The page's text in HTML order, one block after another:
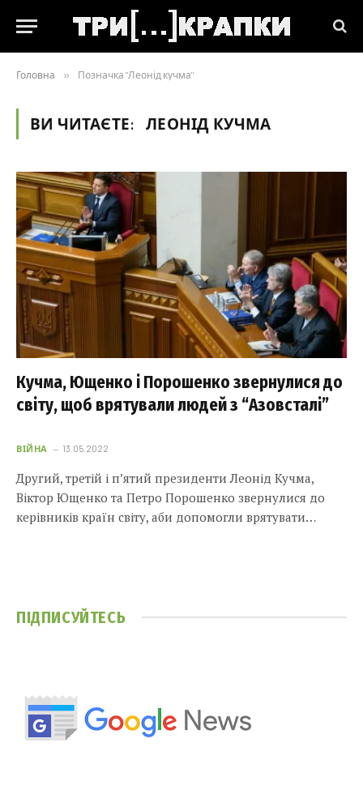
Головна » Позначка "Леонід кучма"
ВИ ЧИТАЄТЕ: ЛЕОНІД КУЧМА
Кучма, Ющенко і Порошенко звернулися до
світу, щоб врятували людей з “Азовсталі”
ВІЙНА 13.05.2022
Другий, третій і п’ятий президенти Леонід Кучма,
Віктор Ющенко та Петро Порошенко звернулися до
керівників країн світу, аби допомогли врятувати…
ПІДПИСУЙТЕСЬ